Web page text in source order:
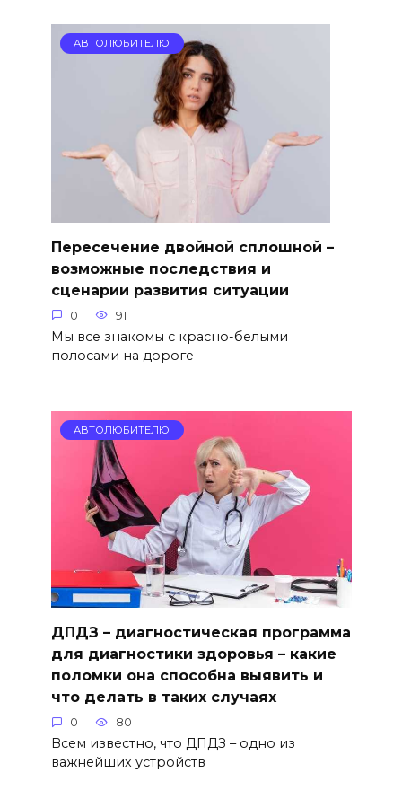
АВТОЛЮБИТЕЛЮ
Пересечение двойной сплошной –
возможные последствия и
сценарии развития ситуации
0 91
Мы все знакомы с красно-белыми
полосами на дороге
АВТОЛЮБИТЕЛЮ
ДПДЗ – диагностическая программа
для диагностики здоровья – какие
поломки она способна выявить и
что делать в таких случаях
0 80
Всем известно, что ДПДЗ – одно из
важнейших устройств